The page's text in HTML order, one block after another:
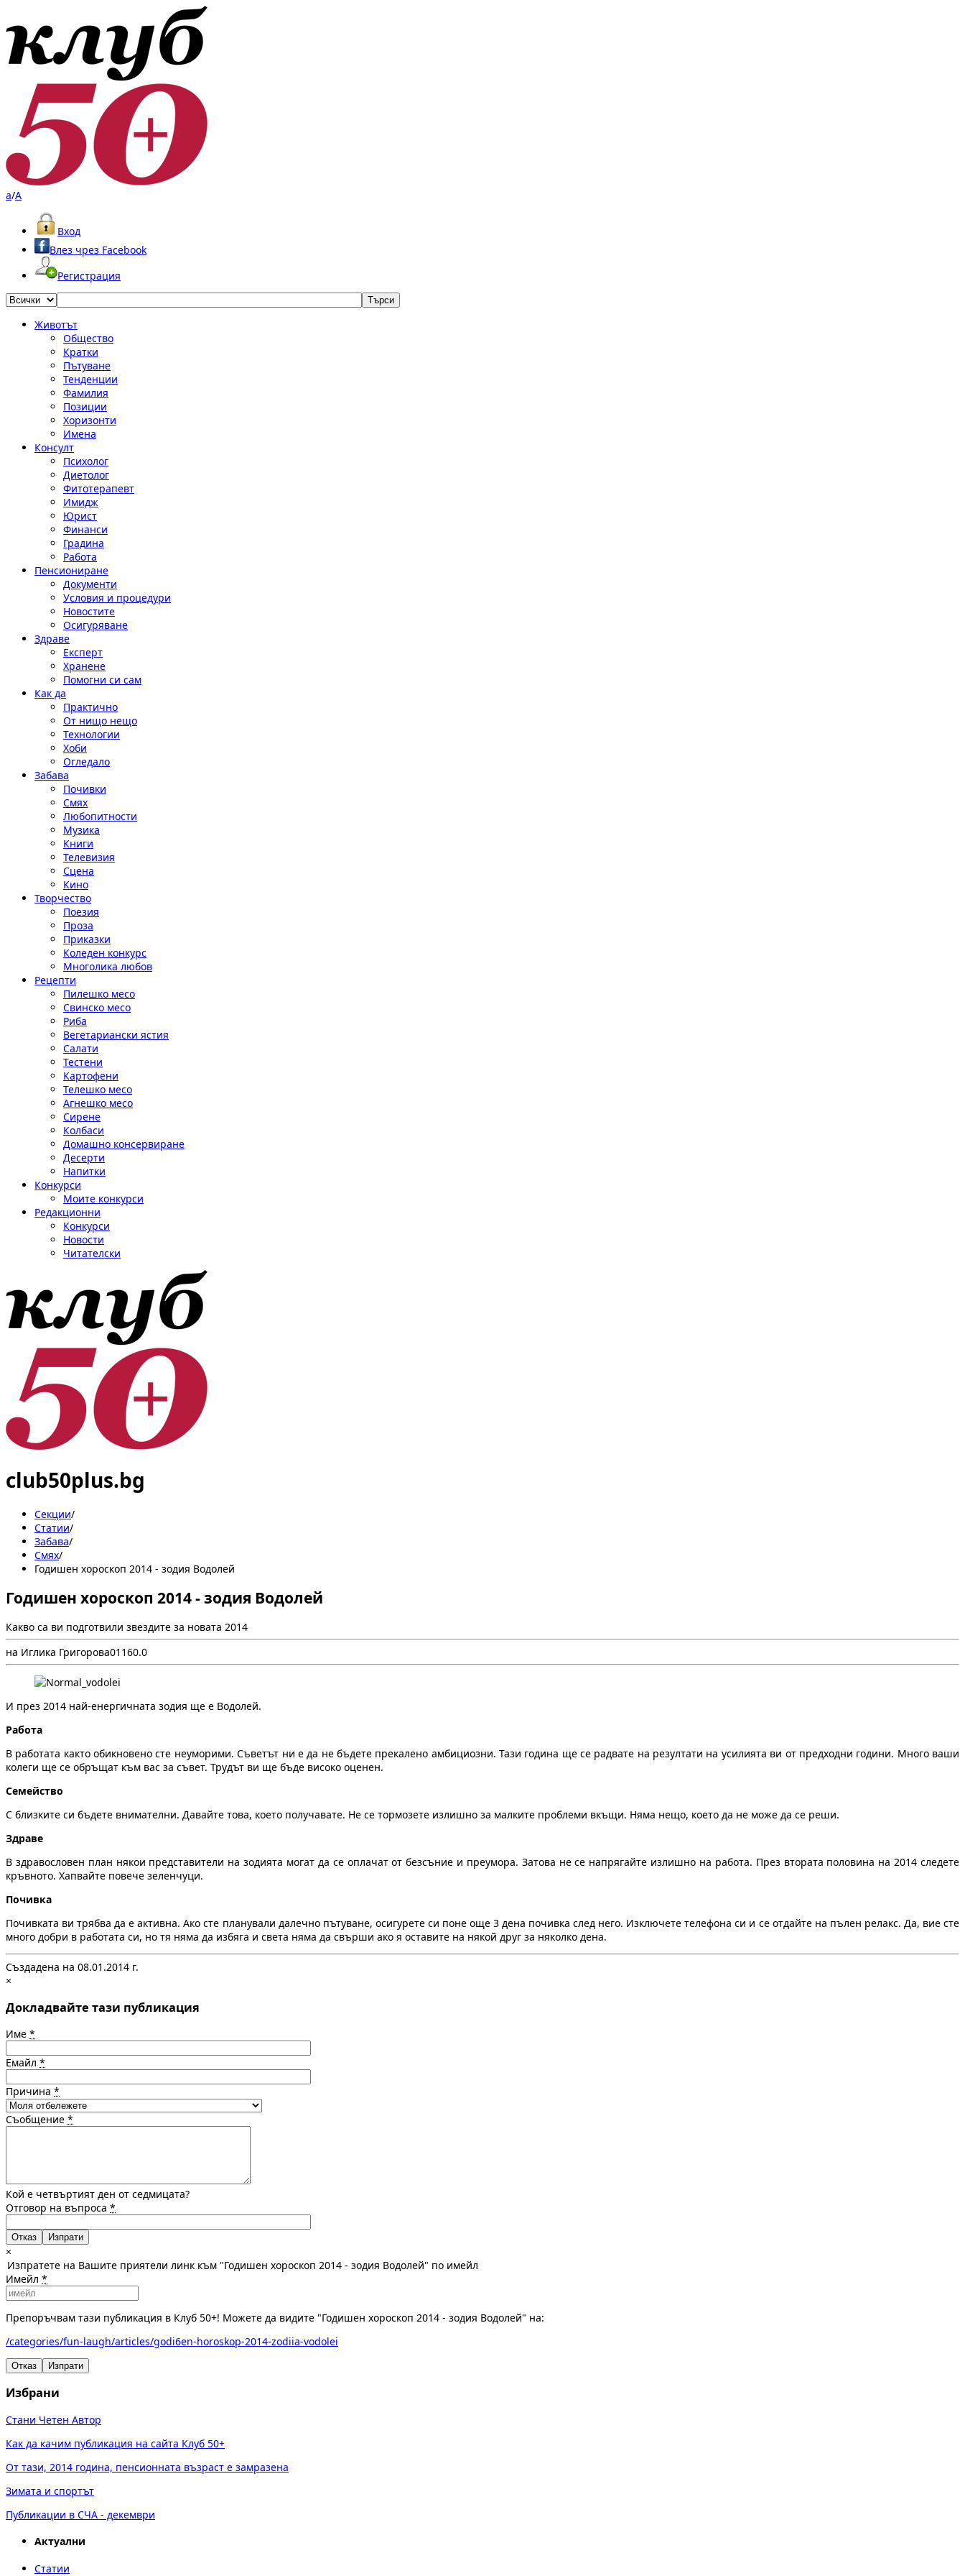
a/A
Вход
Влез чрез Facebook
Регистрация
Животът
Общество
Кратки
Пътуване
Тенденции
Фамилия
Позиции
Хоризонти
Имена
Консулт
Психолог
Диетолог
Фитотерапевт
Имидж
Юрист
Финанси
Градина
Работа
Пенсиониране
Документи
Условия и процедури
Новостите
Осигуряване
Здраве
Експерт
Хранене
Помогни си сам
Как да
Практично
От нищо нещо
Технологии
Хоби
Огледало
Забава
Почивки
Смях
Любопитности
Музика
Книги
Телевизия
Сцена
Кино
Творчество
Поезия
Проза
Приказки
Коледен конкурс
Многолика любов
Рецепти
Пилешко месо
Свинско месо
Риба
Вегетариански ястия
Салати
Тестени
Картофени
Телешко месо
Агнешко месо
Сирене
Колбаси
Домашно консервиране
Десерти
Напитки
Конкурси
Моите конкурси
Редакционни
Конкурси
Новости
Читателски
club50plus.bg
Секции/
Статии/
Забава/
Смях/
Годишен хороскоп 2014 - зодия Водолей
Годишен хороскоп 2014 - зодия Водолей
Какво са ви подготвили звездите за новата 2014
на Иглика Григорова01160.0
И през 2014 най-енергичната зодия ще е Водолей.
Работа
В работата както обикновено сте неуморими. Съветът ни е да не бъдете прекалено амбициозни. Тази година ще се радвате на резултати на усилията ви от предходни години. Много ваши
колеги ще се обръщат към вас за съвет. Трудът ви ще бъде високо оценен.
Семейство
С близките си бъдете внимателни. Давайте това, което получавате. Не се тормозете излишно за малките проблеми вкъщи. Няма нещо, което да не може да се реши.
Здраве
В здравословен план някои представители на зодията могат да се оплачат от безсъние и преумора. Затова не се напрягайте излишно на работа. През втората половина на 2014 следете
кръвното. Хапвайте повече зеленчуци.
Почивка
Почивката ви трябва да е активна. Ако сте планували далечно пътуване, осигурете си поне още 3 дена почивка след него. Изключете телефона си и се отдайте на пълен релакс. Да, вие сте
много добри в работата си, но тя няма да избяга и света няма да свърши ако я оставите на някой друг за няколко дена.
Създадена на 08.01.2014 г.
×
Докладвайте тази публикация
Име *
Емайл *
Причина *
Съобщение *
Кой е четвъртият ден от седмицата?
Отговор на въпроса *
Отказ
×
Изпратете на Вашите приятели линк към "Годишен хороскоп 2014 - зодия Водолей" по имейл
Имейл *
Препоръчвам тази публикация в Клуб 50+! Можете да видите "Годишен хороскоп 2014 - зодия Водолей" на:
/categories/fun-laugh/articles/godi6en-horoskop-2014-zodiia-vodolei
Отказ Изпрати
Избрани
Стани Четен Автор
Как да качим публикация на сайта Клуб 50+
От тази, 2014 година, пенсионната възраст е замразена
Зимата и спортът
Публикации в СЧА - декември
Актуални
Статии